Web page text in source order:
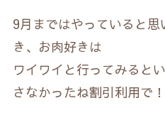
9月まではやっていると
き、お肉好きは
ワイワイと行ってみると
さなかったね割引利用で！